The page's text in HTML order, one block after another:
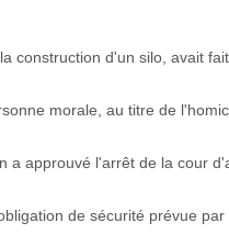
construction d'un silo, avait
morale, au titre de
approuvé l'arrêt de la cour
de sécurité prévue